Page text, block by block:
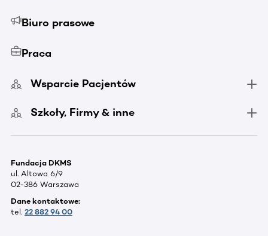
Biuro prasowe
Praca
Wsparcie Pacjentów
Szkoły, Firmy & inne
Fundacja DKMS
ul. Altowa 6/9
02-386 Warszawa
Dane kontaktowe:
tel. 22 882 94 00